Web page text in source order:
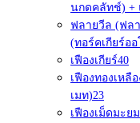
นกดคลัทช์) +
ฟลายวีล (ฟล
(ทอร์คเกียร์ออ
เฟืองเกียร์40
เฟืองทองเหลื
เมท)23
เฟืองเม็ดมะย